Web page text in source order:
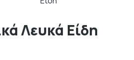
Λευκά Είδη